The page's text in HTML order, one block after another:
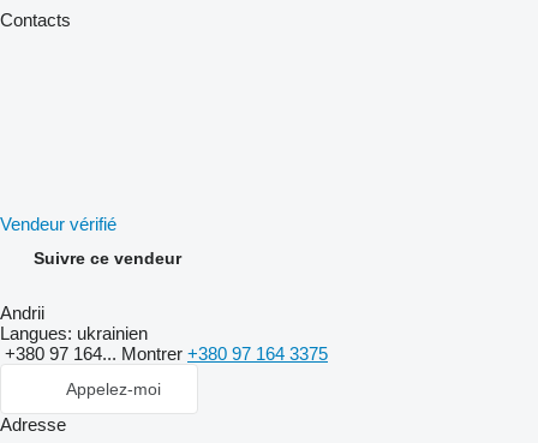
Contacts
Vendeur vérifié
Suivre ce vendeur
Andrii
Langues: ukrainien
+380 97 164... Montrer +380 97 164 3375
Appelez-moi
Adresse